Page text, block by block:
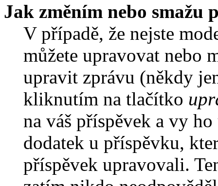
Jak změním nebo smažu
V případě, že nejste
můžete upravovat nebo
upravit zprávu (někdy
kliknutím na tlačítko
na váš příspěvek a vy
dodatek u příspěvku,
příspěvek upravovali.